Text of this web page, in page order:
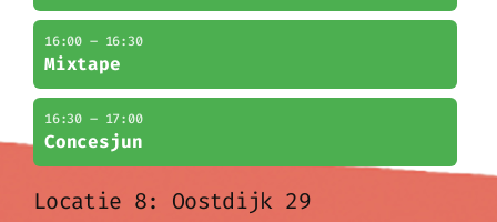
16:00 – 16:30
Mixtape
16:30 – 17:00
Concesjun
Locatie 8: Oostdijk 29